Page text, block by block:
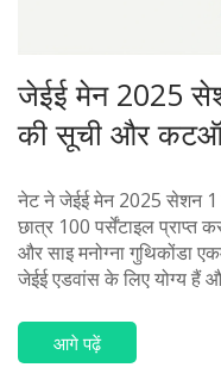
जेईई मेन 2025
की सूची और
नेट ने जेईई मेन 2025 सेशन 1
छात्र 100 पर्सेंटाइल प्राप्त
और साइ मनोग्ना गुथिकोंडा
जेईई एडवांस के लिए योग्य हैं
आगे पढ़ें